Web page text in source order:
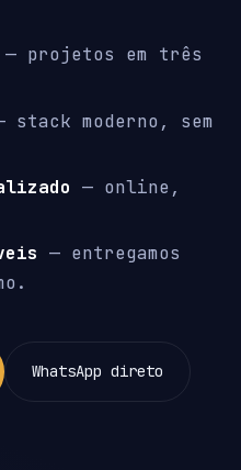
— projetos em três
stack moderno, sem
— online,
— entregamos
WhatsApp direto